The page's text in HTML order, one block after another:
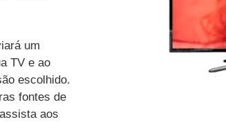
um
TV e ao
escolhido.
fontes de
aos